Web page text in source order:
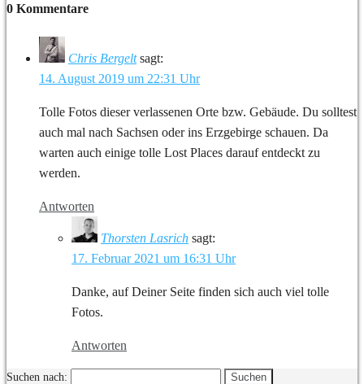
0 Kommentare
Chris Bergelt sagt:
14. August 2019 um 22:31 Uhr
Tolle Fotos dieser verlassenen Orte bzw. Gebäude. Du solltest
auch mal nach Sachsen oder ins Erzgebirge schauen. Da
warten auch einige tolle Lost Places darauf entdeckt zu
werden.
Antworten
Thorsten Lasrich sagt:
17. Februar 2021 um 16:31 Uhr
Danke, auf Deiner Seite finden sich auch viel tolle
Fotos.
Antworten
Suchen nach: